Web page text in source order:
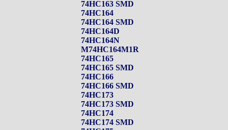
74HC163 SMD
74HC164
74HC164 SMD
74HC164D
74HC164N
M74HC164M1R
74HC165
74HC165 SMD
74HC166
74HC166 SMD
74HC173
74HC173 SMD
74HC174
74HC174 SMD